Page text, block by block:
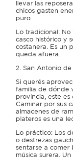
llevar las
chicos gasten
puro.
Lo tradicional:
casco histórico y
costanera. Es un
queda afuera.
2. San Antonio
Si querés
familia de dónde
provincia, este es
Caminar por sus
almacenes de
plateros es una
Lo práctico: Los
o destrezas
sentarse a comer
música surera.